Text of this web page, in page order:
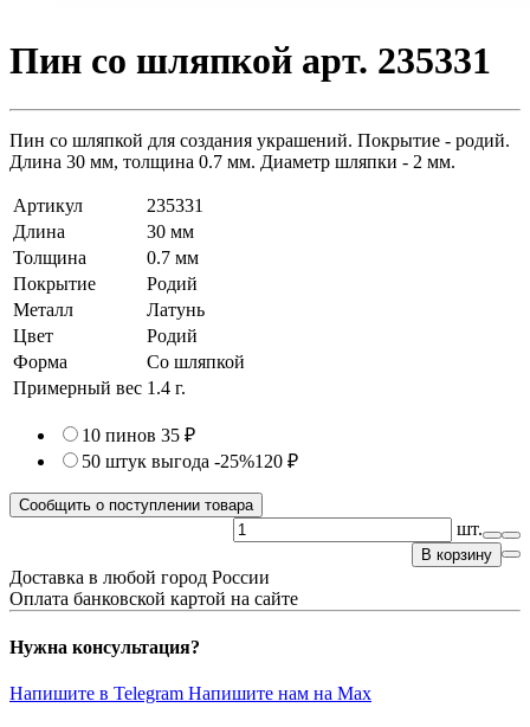
Пин со шляпкой арт. 235331
Пин со шляпкой для создания украшений. Покрытие - родий.
Длина 30 мм, толщина 0.7 мм. Диаметр шляпки - 2 мм.
Артикул
235331
Длина
30 мм
Толщина
0.7 мм
Покрытие
Родий
Металл
Латунь
Цвет
Родий
Форма
Со шляпкой
Примерный вес 1.4 г.
10 пинов 35 ₽
50 штук выгода -25%120 ₽
Сообщить о поступлении товара
шт.
В корзину
Доставка в любой город России
Оплата банковской картой на сайте
Нужна консультация?
Напишите в Telegram Напишите нам на Max